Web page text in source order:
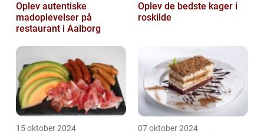
Oplev autentiske
madoplevelser på
restaurant i Aalborg
Oplev de bedste kager i
roskilde
15 oktober 2024 07 oktober 2024